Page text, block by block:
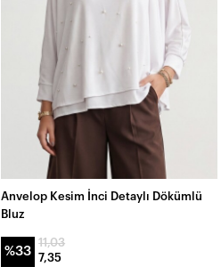
Anvelop Kesim İnci Detaylı Dökümlü
Bluz
%33
11,03
7,35